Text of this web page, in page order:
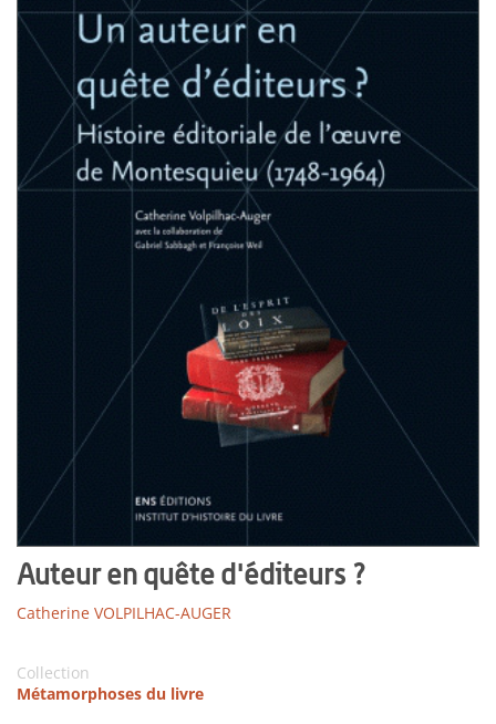
Auteur en quête d'éditeurs ?
Catherine VOLPILHAC-AUGER
Collection
Métamorphoses du livre